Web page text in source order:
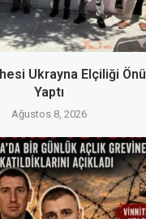
Ukrayna Elçiliği
Yaptı
Ağustos 8, 2026